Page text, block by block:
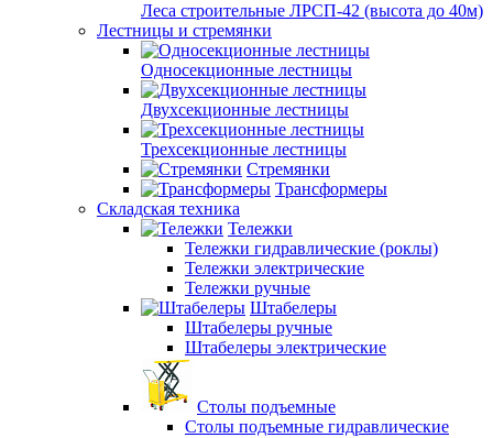
Леса строительные ЛРСП-42 (высота до 40м)
Лестницы и стремянки
Односекционные лестницы
Двухсекционные лестницы
Трехсекционные лестницы
Стремянки
Трансформеры
Складская техника
Тележки
Тележки гидравлические (роклы)
Тележки электрические
Тележки ручные
Штабелеры
Штабелеры ручные
Штабелеры электрические
Столы подъемные
Столы подъемные гидравлические